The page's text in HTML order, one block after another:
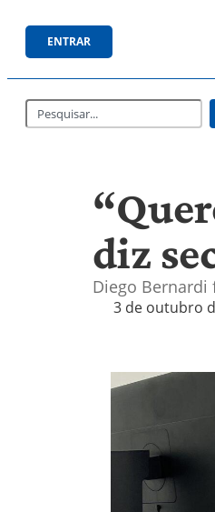
ENTRAR
diz
Diego
3 de outubro